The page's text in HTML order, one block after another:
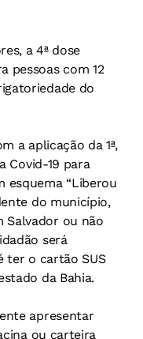
a 4ª dose
pessoas com 12
do
a aplicação da 1ª,
Covid-19 para
esquema “Liberou
do município,
Salvador ou não
será
ter o cartão SUS
da Bahia.
apresentar
ou carteira